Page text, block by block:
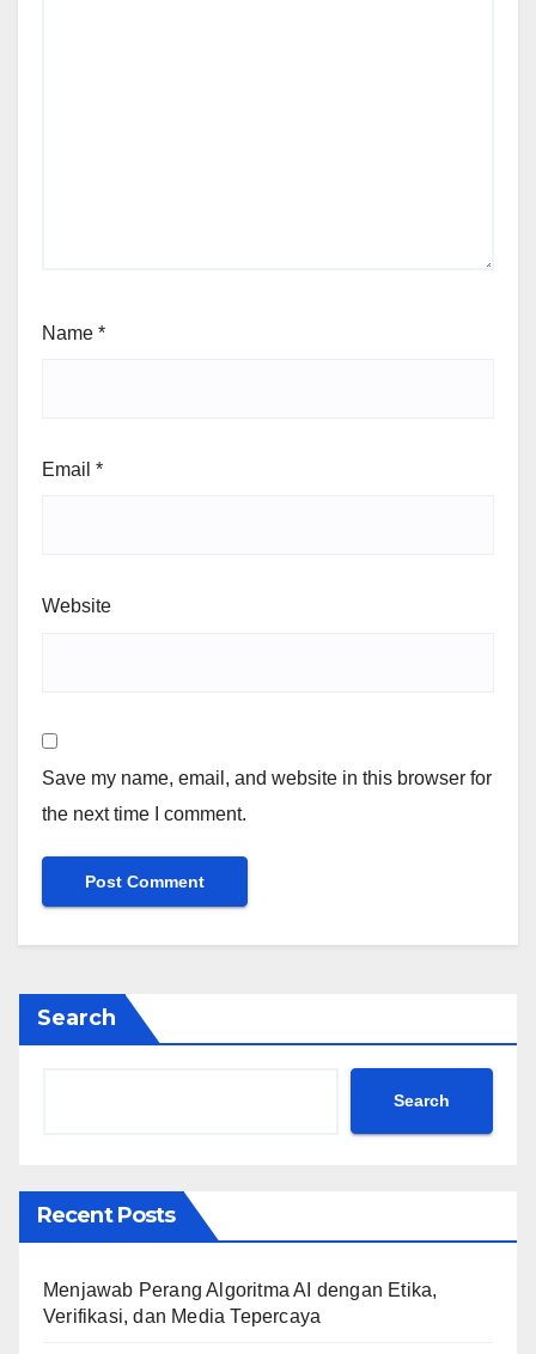
Name *
Email *
Website
Save my name, email, and website in this browser for
the next time I comment.
Search
Search
Recent Posts
Menjawab Perang Algoritma AI dengan Etika,
Verifikasi, dan Media Tepercaya